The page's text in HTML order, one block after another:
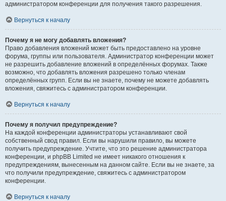
администратором конференции для получения такого разрешения.
Вернуться к началу
Почему я не могу добавлять вложения?
Право добавления вложений может быть предоставлено на уровне
форума, группы или пользователя. Администратор конференции может
не разрешить добавление вложений в определённых форумах. Также
возможно, что добавлять вложения разрешено только членам
определённых групп. Если вы не знаете, почему не можете добавлять
вложения, свяжитесь с администратором конференции.
Вернуться к началу
Почему я получил предупреждение?
На каждой конференции администраторы устанавливают свой
собственный свод правил. Если вы нарушили правило, вы можете
получить предупреждение. Учтите, что это решение администратора
конференции, и phpBB Limited не имеет никакого отношения к
предупреждениям, вынесенным на данном сайте. Если вы не знаете, за
что получили предупреждение, свяжитесь с администратором
конференции.
Вернуться к началу